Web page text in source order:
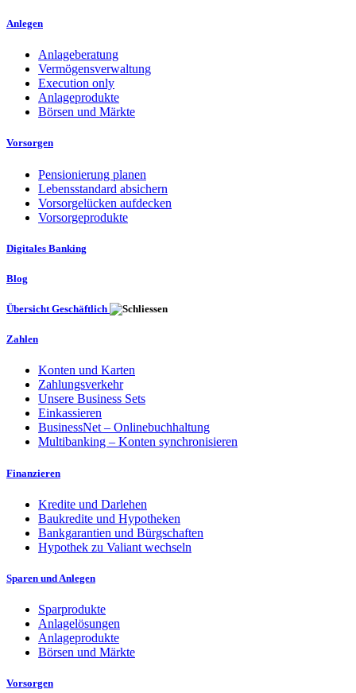
Anlegen
Anlageberatung
Vermögensverwaltung
Execution only
Anlageprodukte
Börsen und Märkte
Vorsorgen
Pensionierung planen
Lebensstandard absichern
Vorsorgelücken aufdecken
Vorsorgeprodukte
Digitales Banking
Blog
Übersicht Geschäftlich
Zahlen
Konten und Karten
Zahlungsverkehr
Unsere Business Sets
Einkassieren
BusinessNet – Onlinebuchhaltung
Multibanking – Konten synchronisieren
Finanzieren
Kredite und Darlehen
Baukredite und Hypotheken
Bankgarantien und Bürgschaften
Hypothek zu Valiant wechseln
Sparen und Anlegen
Sparprodukte
Anlagelösungen
Anlageprodukte
Börsen und Märkte
Vorsorgen